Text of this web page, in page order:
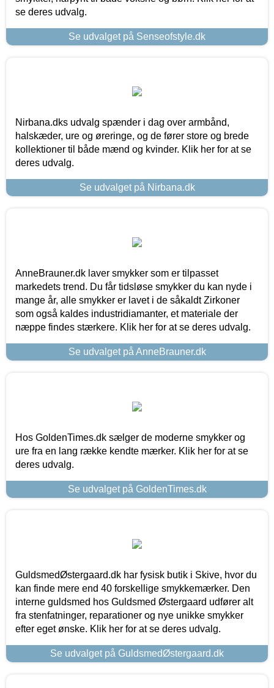
se deres udvalg.
Se udvalget på Senseofstyle.dk
Nirbana.dks udvalg spænder i dag over armbånd,
halskæder, ure og øreringe, og de fører store og brede
kollektioner til både mænd og kvinder. Klik her for at se
deres udvalg.
Se udvalget på Nirbana.dk
AnneBrauner.dk laver smykker som er tilpasset
markedets trend. Du får tidsløse smykker du kan nyde i
mange år, alle smykker er lavet i de såkaldt Zirkoner
som også kaldes industridiamanter, et materiale der
næppe findes stærkere. Klik her for at se deres udvalg.
Se udvalget på AnneBrauner.dk
Hos GoldenTimes.dk sælger de moderne smykker og
ure fra en lang række kendte mærker. Klik her for at se
deres udvalg.
Se udvalget på GoldenTimes.dk
GuldsmedØstergaard.dk har fysisk butik i Skive, hvor du
kan finde mere end 40 forskellige smykkemærker. Den
interne guldsmed hos Guldsmed Østergaard udfører alt
fra stenfatninger, reparationer og nye unikke smykker
efter eget ønske. Klik her for at se deres udvalg.
Se udvalget på GuldsmedØstergaard.dk